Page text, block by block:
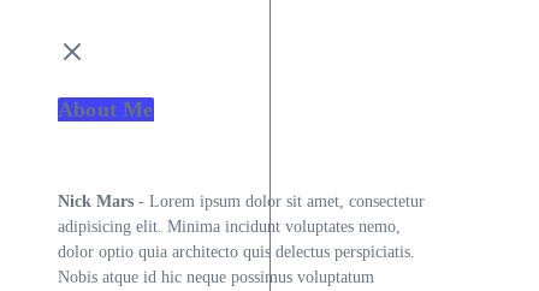
About Me
Nick Mars - Lorem ipsum dolor sit amet, consectetur
adipisicing elit. Minima incidunt voluptates nemo,
dolor optio quia architecto quis delectus perspiciatis.
Nobis atque id hic neque possimus voluptatum